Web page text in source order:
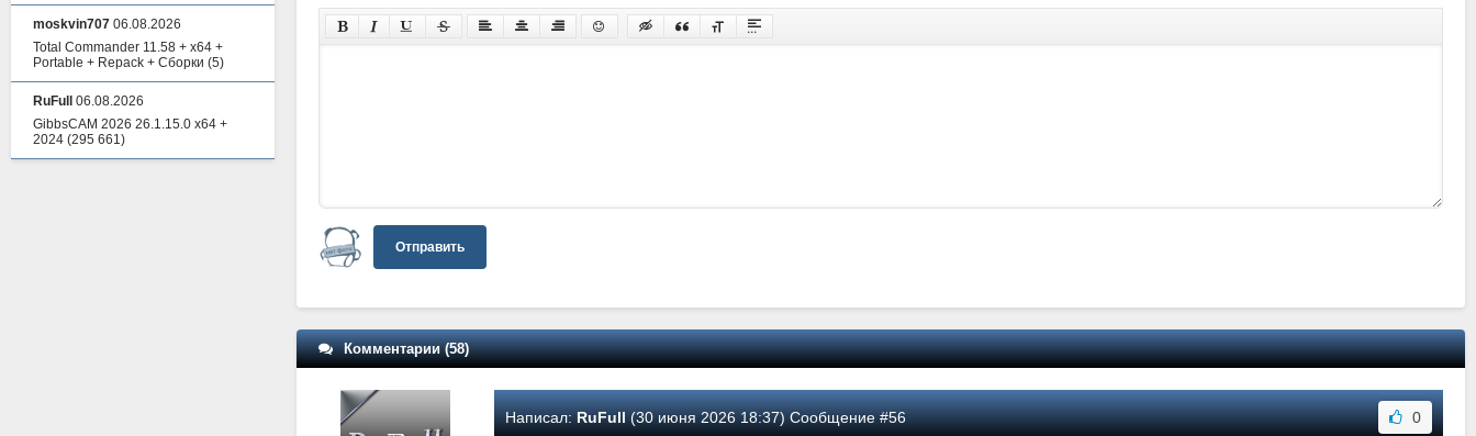
Отправить
Комментарии (58)
Написал: RuFull(30 июня 2026 18:37) Сообщение #56 0
moskvin707 06.08.2026
Total Commander 11.58 + x64 +
Portable + Repack + Сборки (5)
RuFull
06.08.2026
GibbsCAM 2026 26.1.15.0 x64 +
2024 (295 661)